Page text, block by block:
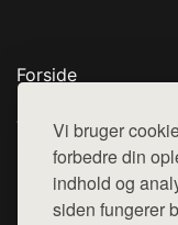
Vi bruger
forbedre din
indhold og
siden fungerer
Forside
Top Rabatter
Kontakt